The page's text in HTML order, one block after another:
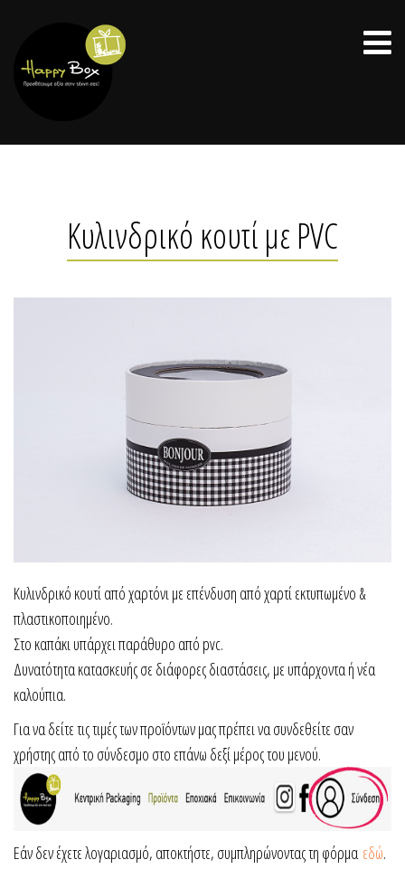
Κυλινδρικό κουτί με PVC
Κυλινδρικό κουτί από χαρτόνι με επένδυση από χαρτί εκτυπωμένο &
πλαστικοποιημένο.
Στο καπάκι υπάρχει παράθυρο από pvc.
Δυνατότητα κατασκευής σε διάφορες διαστάσεις, με υπάρχοντα ή νέα
καλούπια.
Για να δείτε τις τιμές των προϊόντων μας πρέπει να συνδεθείτε σαν
χρήστης από το σύνδεσμο στο επάνω δεξί μέρος του μενού.
Εάν δεν έχετε λογαριασμό, αποκτήστε, συμπληρώνοντας τη φόρμα εδώ.